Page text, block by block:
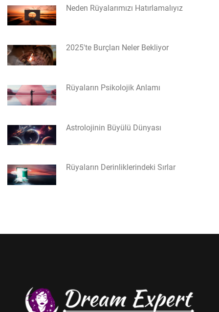
Neden Rüyalarımızı Hatırlamalıyız
2025'te Burçları Neler Bekliyor
Rüyaların Psikolojik Anlamı
Astrolojinin Büyülü Dünyası
Rüyaların Derinliklerindeki Sırlar